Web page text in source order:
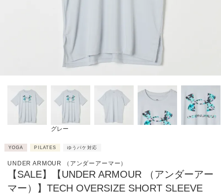
グレー
YOGA PILATES ゆうパケ対応
UNDER ARMOUR （アンダーアーマー）
【SALE】【UNDER ARMOUR （アンダーアー
マー）】TECH OVERSIZE SHORT SLEEVE